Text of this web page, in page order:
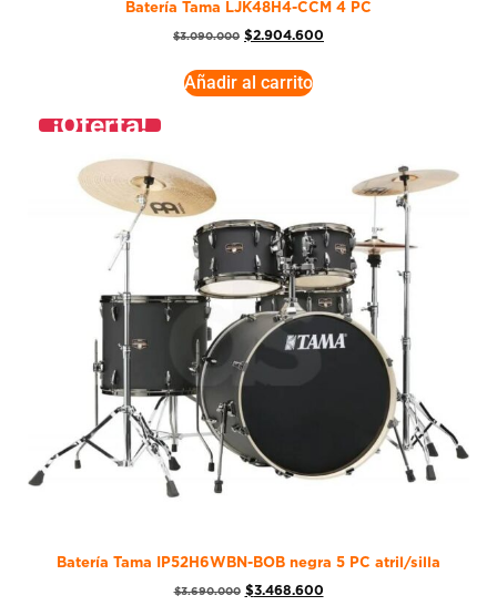
Batería Tama LJK48H4-CCM 4 PC
$3.090.000 $2.904.600
Añadir al carrito
¡Oferta!
Batería Tama IP52H6WBN-BOB negra 5 PC atril/silla
$3.690.000 $3.468.600